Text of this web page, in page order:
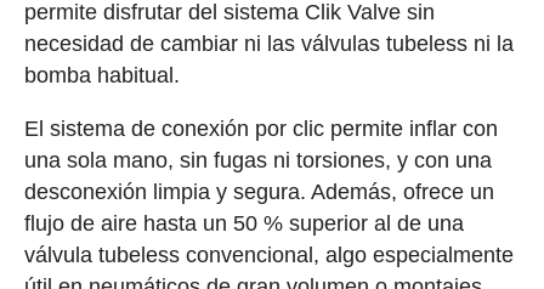
permite disfrutar del sistema Clik Valve sin
necesidad de cambiar ni las válvulas tubeless ni la
bomba habitual.
El sistema de conexión por clic permite inflar con
una sola mano, sin fugas ni torsiones, y con una
desconexión limpia y segura. Además, ofrece un
flujo de aire hasta un 50 % superior al de una
válvula tubeless convencional, algo especialmente